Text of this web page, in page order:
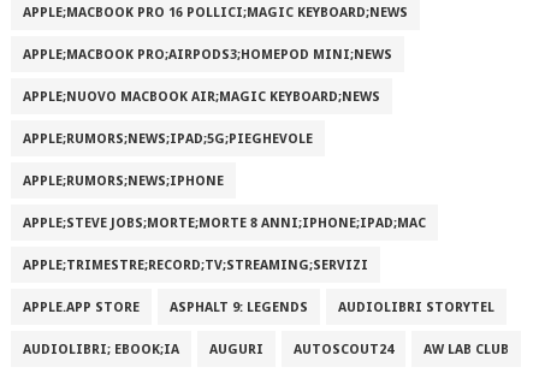
APPLE;MACBOOK PRO 16 POLLICI;MAGIC KEYBOARD;NEWS
APPLE;MACBOOK PRO;AIRPODS3;HOMEPOD MINI;NEWS
APPLE;NUOVO MACBOOK AIR;MAGIC KEYBOARD;NEWS
APPLE;RUMORS;NEWS;IPAD;5G;PIEGHEVOLE
APPLE;RUMORS;NEWS;IPHONE
APPLE;STEVE JOBS;MORTE;MORTE 8 ANNI;IPHONE;IPAD;MAC
APPLE;TRIMESTRE;RECORD;TV;STREAMING;SERVIZI
APPLE.APP STORE ASPHALT 9: LEGENDS AUDIOLIBRI STORYTEL
AUDIOLIBRI; EBOOK;IA AUGURI AUTOSCOUT24 AW LAB CLUB